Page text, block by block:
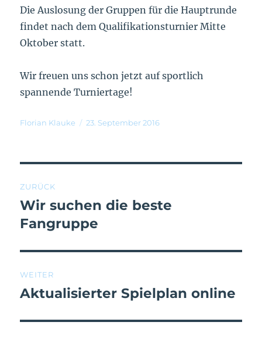
Die Auslosung der Gruppen für die Hauptrunde
findet nach dem Qualifikationsturnier Mitte
Oktober statt.
Wir freuen uns schon jetzt auf sportlich
spannende Turniertage!
Florian Klauke 23. September 2016
ZURÜCK
Wir suchen die beste
Fangruppe
WEITER
Aktualisierter Spielplan online